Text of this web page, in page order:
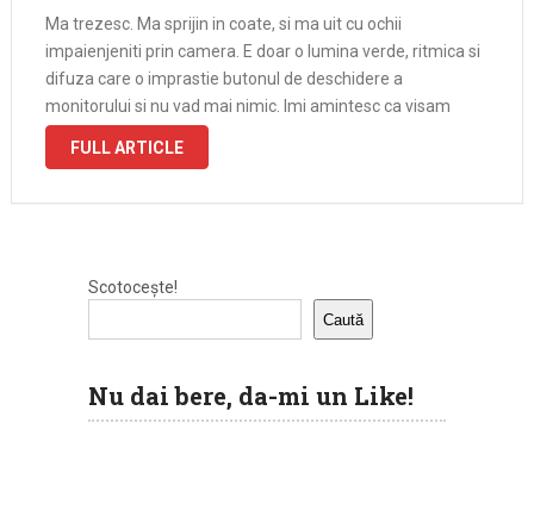
Ma trezesc. Ma sprijin in coate, si ma uit cu ochii
impaienjeniti prin camera. E doar o lumina verde, ritmica si
difuza care o imprastie butonul de deschidere a
monitorului si nu vad mai nimic. Imi amintesc ca visam
ceva fain inainte de a ma trezi …
FULL ARTICLE
Scotocește!
Caută
Nu dai bere, da-mi un Like!